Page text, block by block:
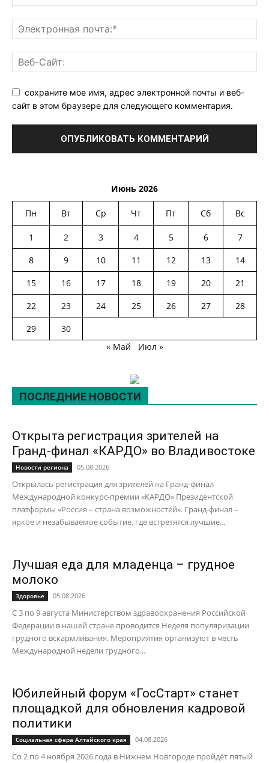
сохраните мое имя, адрес электронной почты и веб-
сайт в этом браузере для следующего комментария.
Июнь 2026
Пн Вт Ср Чт Пт Сб Вс
1 2 3 4 5 6
7
8
9 10 11 12 13
14
15
16 17 18 19 20
21
22
23 24 25 26 27
28
29
30
« Май
Июл »
ПОСЛЕДНИЕ НОВОСТИ
Открыта регистрация зрителей на
Гранд-финал «КАРДО» во Владивостоке
Новости региона 05.08.2026
Открылась регистрация для зрителей на Гранд-финал
Международной конкурс-премии «КАРДО» Президентской
платформы «Россия – страна возможностей». Гранд-финал –
яркое и незабываемое событие, где встретятся лучшие...
Лучшая еда для младенца – грудное
молоко
Здоровье 05.08.2026
С 3 по 9 августа Министерством здравоохранения Российской
Федерации в нашей стране проводится Неделя популяризации
грудного вскармливания. Мероприятия организуют в честь
Международной недели грудного...
Юбилейный форум «ГосСтарт» станет
площадкой для обновления кадровой
политики
Социальная сфера Алтайского края 04.08.2026
Со 2 по 4 ноября 2026 года в Нижнем Новгороде пройдёт пятый